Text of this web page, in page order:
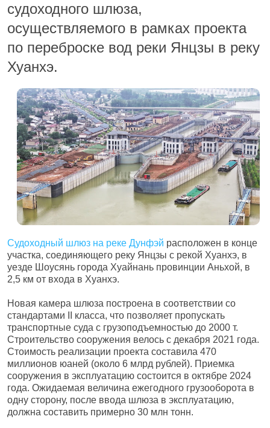
судоходного шлюза,
осуществляемого в рамках проекта
по переброске вод реки Янцзы в реку
Хуанхэ.
Судоходный шлюз на реке Дунфэй расположен в конце
участка, соединяющего реку Янцзы с рекой Хуанхэ, в
уезде Шоусянь города Хуайнань провинции Аньхой, в
2,5 км от входа в Хуанхэ.
Новая камера шлюза построена в соответствии со
стандартами II класса, что позволяет пропускать
транспортные суда с грузоподъемностью до 2000 т.
Строительство сооружения велось с декабря 2021 года.
Стоимость реализации проекта составила 470
миллионов юаней (около 6 млрд рублей). Приемка
сооружения в эксплуатацию состоится в октябре 2024
года. Ожидаемая величина ежегодного грузооборота в
одну сторону, после ввода шлюза в эксплуатацию,
должна составить примерно 30 млн тонн.